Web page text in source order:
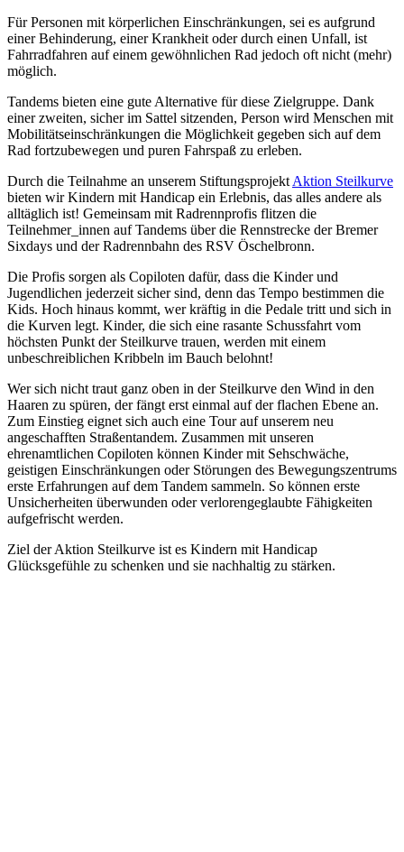
Für Personen mit körperlichen Einschränkungen, sei es aufgrund
einer Behinderung, einer Krankheit oder durch einen Unfall, ist
Fahrradfahren auf einem gewöhnlichen Rad jedoch oft nicht (mehr)
möglich.
Tandems bieten eine gute Alternative für diese Zielgruppe. Dank
einer zweiten, sicher im Sattel sitzenden, Person wird Menschen mit
Mobilitätseinschränkungen die Möglichkeit gegeben sich auf dem
Rad fortzubewegen und puren Fahrspaß zu erleben.
Durch die Teilnahme an unserem Stiftungsprojekt Aktion Steilkurve
bieten wir Kindern mit Handicap ein Erlebnis, das alles andere als
alltäglich ist! Gemeinsam mit Radrennprofis flitzen die
Teilnehmer_innen auf Tandems über die Rennstrecke der Bremer
Sixdays und der Radrennbahn des RSV Öschelbronn.
Die Profis sorgen als Copiloten dafür, dass die Kinder und
Jugendlichen jederzeit sicher sind, denn das Tempo bestimmen die
Kids. Hoch hinaus kommt, wer kräftig in die Pedale tritt und sich in
die Kurven legt. Kinder, die sich eine rasante Schussfahrt vom
höchsten Punkt der Steilkurve trauen, werden mit einem
unbeschreiblichen Kribbeln im Bauch belohnt!
Wer sich nicht traut ganz oben in der Steilkurve den Wind in den
Haaren zu spüren, der fängt erst einmal auf der flachen Ebene an.
Zum Einstieg eignet sich auch eine Tour auf unserem neu
angeschafften Straßentandem. Zusammen mit unseren
ehrenamtlichen Copiloten können Kinder mit Sehschwäche,
geistigen Einschränkungen oder Störungen des Bewegungszentrums
erste Erfahrungen auf dem Tandem sammeln. So können erste
Unsicherheiten überwunden oder verlorengeglaubte Fähigkeiten
aufgefrischt werden.
Ziel der Aktion Steilkurve ist es Kindern mit Handicap
Glücksgefühle zu schenken und sie nachhaltig zu stärken.